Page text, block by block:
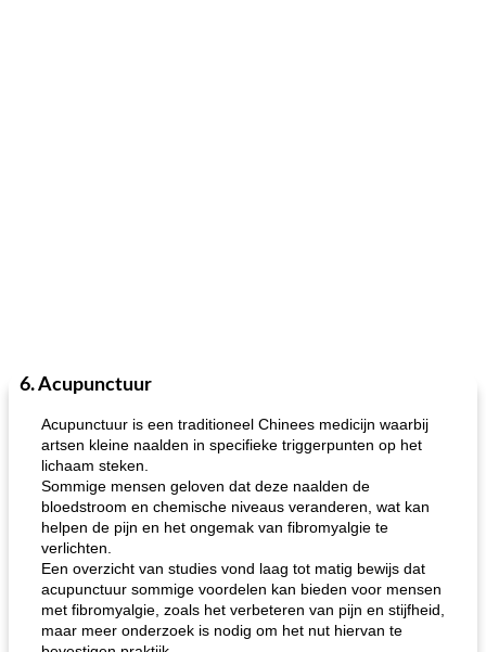
6. Acupunctuur
Acupunctuur is een traditioneel Chinees medicijn waarbij
artsen kleine naalden in specifieke triggerpunten op het
lichaam steken.
Sommige mensen geloven dat deze naalden de
bloedstroom en chemische niveaus veranderen, wat kan
helpen de pijn en het ongemak van fibromyalgie te
verlichten.
Een overzicht van studies vond laag tot matig bewijs dat
acupunctuur sommige voordelen kan bieden voor mensen
met fibromyalgie, zoals het verbeteren van pijn en stijfheid,
maar meer onderzoek is nodig om het nut hiervan te